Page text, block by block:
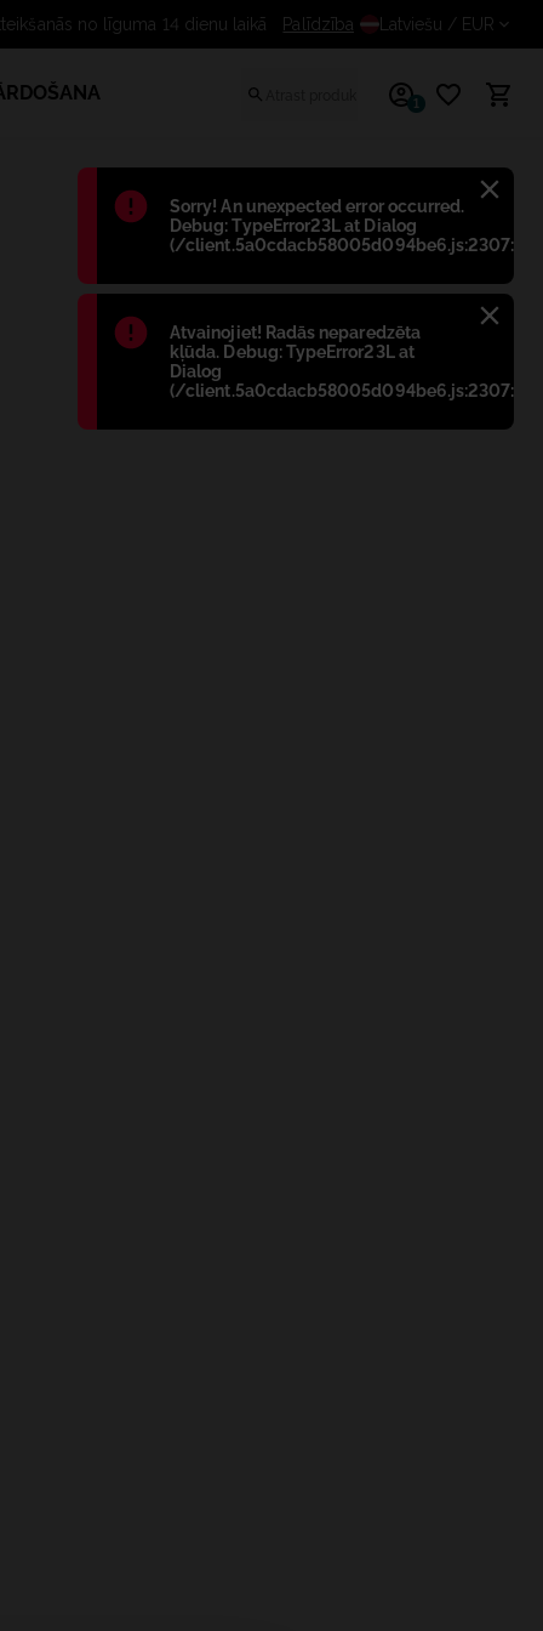
Błąd:
Sorry! An unexpected error occurred.
Debug: TypeError23L at Dialog
(/
Błąd:
Atvainojiet! Radās neparedzēta
kļūda. Debug: TypeError23L at
Dialog
(/
atteikšanās no līguma 14 dienu laikā
Palīdzība Latviešu / EUR
1